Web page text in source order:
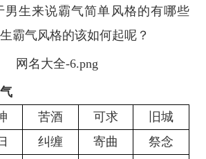
男生来说霸气简单风格的有哪些
霸气风格的该如何起呢？
苦酒 可求
旧城
纠缠 寄曲
祭念